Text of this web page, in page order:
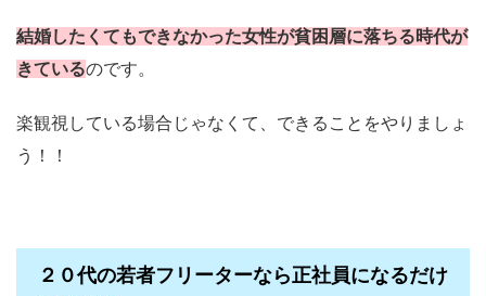
結婚したくてもできなかった女性が貧困層に落ちる時代が
きているのです。
楽観視している場合じゃなくて、できることをやりましょ
う！！
２０代の若者フリーターなら正社員になるだけ